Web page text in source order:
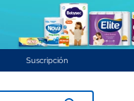
Suscripción